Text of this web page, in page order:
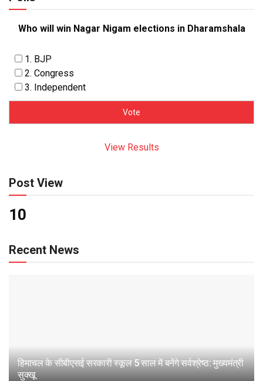
Who will win Nagar Nigam elections in Dharamshala
1. BJP
2. Congress
3. Independent
View Results
Post View
10
Recent News
हिमाचल के सीबीएसई सरकारी स्कूल 5 साल में बनेंगे सर्वश्रेष्ठ: मुख्यमंत्री
सुक्खू